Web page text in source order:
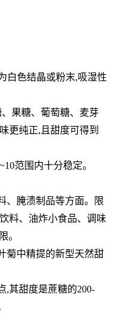
白色结晶或粉末,吸湿性
果糖、葡萄糖、麦芽
更纯正,且甜度可得到
范围内十分稳定。
、腌渍制品等方面。限
料、油炸小食品、调味
。
菊中精提的新型天然甜
,其甜度是蔗糖的200-